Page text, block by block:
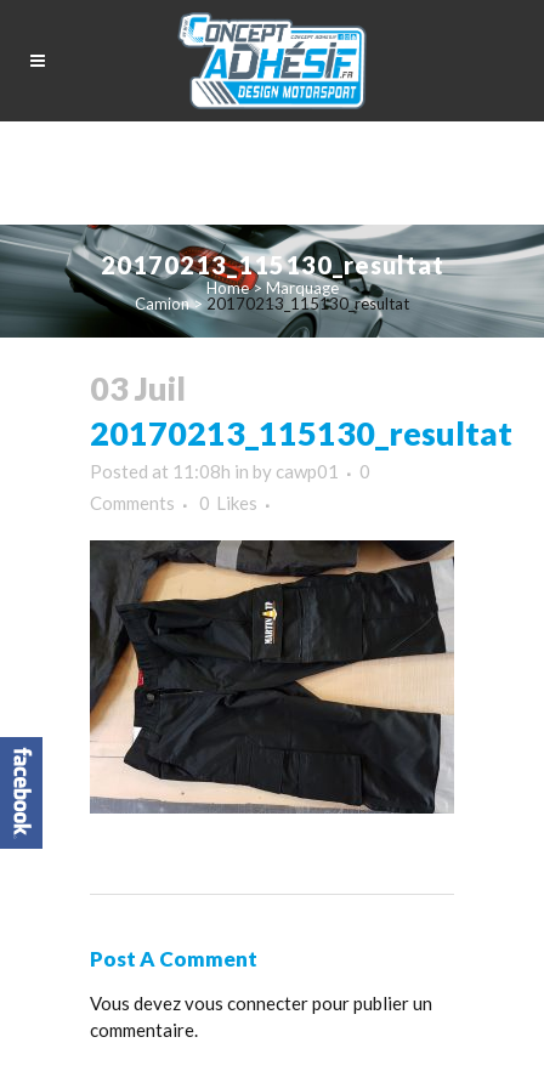
20170213_115130_resultat
Home>Marquage
Camion> 20170213_115130_resultat
03 Juil
20170213_115130_resultat
Posted at 11:08h in by cawp01
0
Comments
0 Likes
Post A Comment
Vous devezvous connecterpour publier un
commentaire.